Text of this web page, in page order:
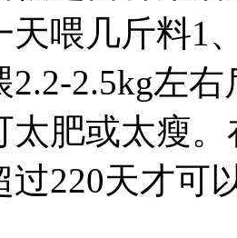
天喂几斤料1
2.2-2.5kg左
太肥或太瘦
过220天才可